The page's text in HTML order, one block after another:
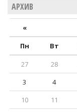
АРХИВ
«
Пн
Вт
27
28
3
4
10
11